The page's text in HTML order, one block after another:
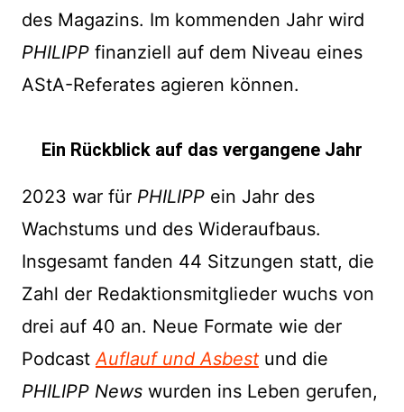
des Magazins. Im kommenden Jahr wird
PHILIPPfinanziell auf dem Niveau eines
AStA-Referates agieren können.
Ein Rückblick auf das vergangene Jahr
2023 war für PHILIPPein Jahr des
Wachstums und des Wideraufbaus.
Insgesamt fanden 44 Sitzungen statt, die
Zahl der Redaktionsmitglieder wuchs von
drei auf 40 an. Neue Formate wie der
PodcastAuflauf und Asbestund die
PHILIPP Newswurden ins Leben gerufen,